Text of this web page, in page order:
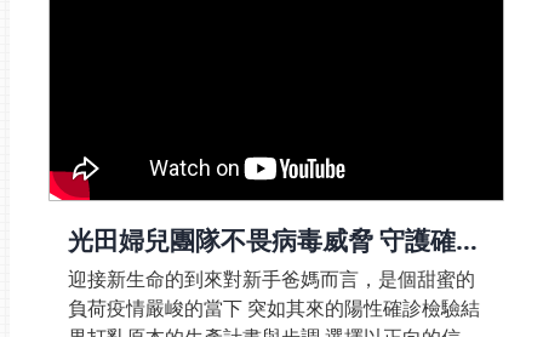
光田婦兒團隊不畏病毒威脅 守護確診
產婦順利生產
迎接新生命的到來對新手爸媽而言，是個甜蜜的
負荷疫情嚴峻的當下 突如其來的陽性確診檢驗結